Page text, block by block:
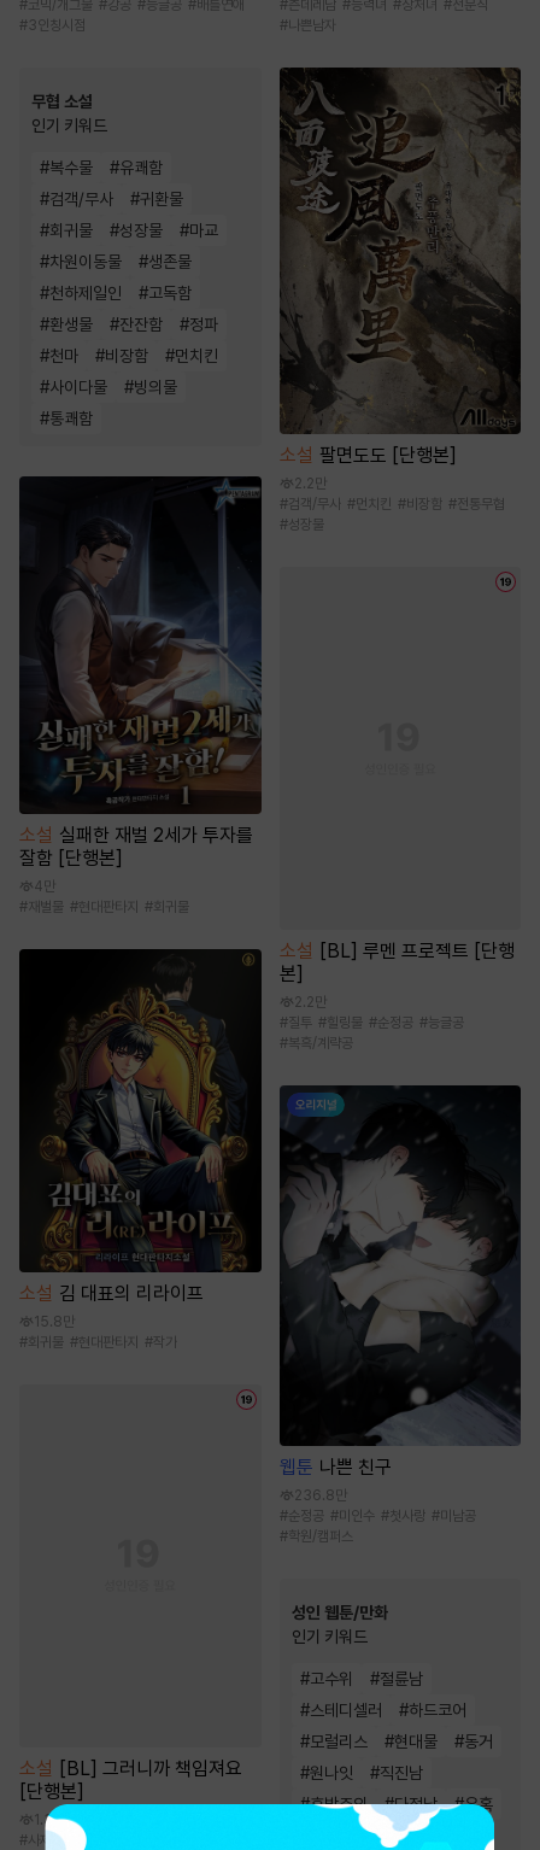
# 코믹/개그물 #강공 #능글공 # 배틀연애
#3인칭시점
무협 소설
인기 키워드
#복수물 #유쾌함
#검객/무사 #귀환물
#회귀물 #성장물 #마교
#차원이동물 #생존물
#천하제일인 #고독함
#환생물 #잔잔함 #정파
#천마 #비장함 #먼치킨
#사이다물 #빙의물
#통쾌함
소설 실패한 재벌 2세가 투자를
잘함 [단행본]
4만
# 재벌물 #현대판타지 #회귀물
소설 김 대표의 리라이프
15.8만
#회귀물 #현대판타지 #작가
소설 [BL] 그러니까 책임져요
[단행본]
1.3만
#사제관계 #
#츤데레남 #능력녀 #상처녀 #전문직
#나쁜남자
소설 팔면도도 [단행본]
2.2만
#검객/무사 #먼치킨 #비장함 #전통무협
#성장물
소설 [BL] 루멘 프로젝트 [단행
본]
2.2만
#질투 #힐링물 #순정공 #능글공
#복흑/계략공
웹툰 나쁜 친구
236.8만
#순정공 #미인수 #첫사랑 #미남공
#학원/캠퍼스
성인 웹툰/만화
인기 키워드
#고수위 #절륜남
#스테디셀러 #하드코어
#모럴리스 #현대물 #동거
#원나잇 #직진남
#후방주의 #다정남 #유혹
연애/결혼 #오피스물